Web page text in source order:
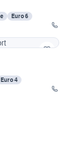
Euro 6
Euro 4